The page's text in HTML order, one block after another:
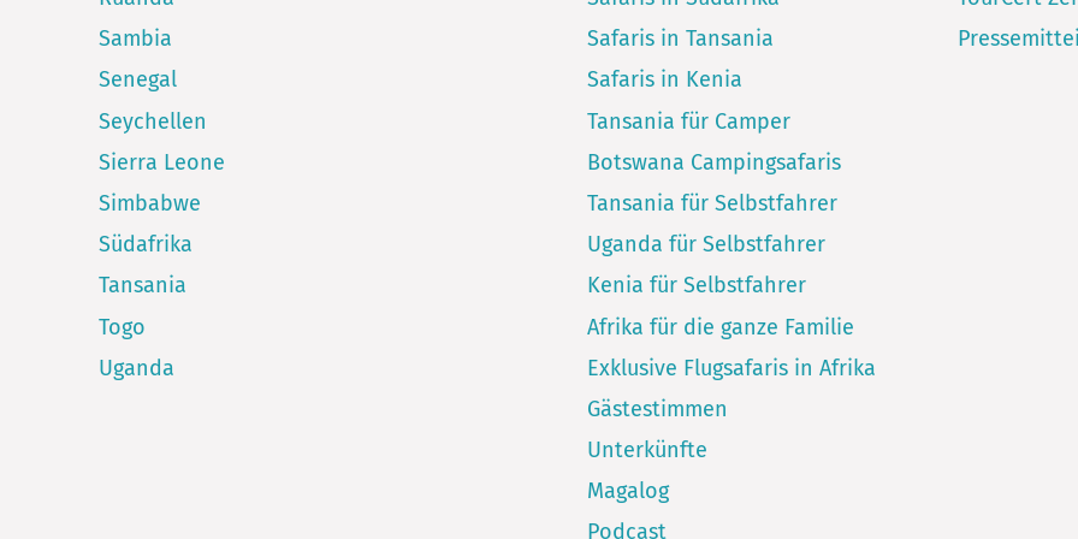
Sambia
Senegal
Seychellen
Sierra Leone
Simbabwe
Südafrika
Tansania
Togo
Uganda
Safaris in Tansania
Safaris in Kenia
Tansania für Camper
Botswana Campingsafaris
Tansania für Selbstfahrer
Uganda für Selbstfahrer
Kenia für Selbstfahrer
Afrika für die ganze Familie
Exklusive Flugsafaris in Afrika
Gästestimmen
Unterkünfte
Magalog
Podcast